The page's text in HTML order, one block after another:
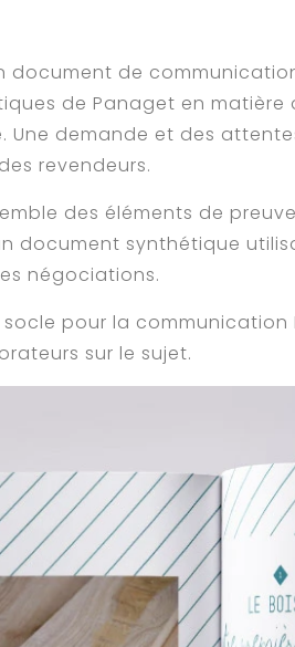
document de
de Panaget en
Une demande et des
revendeurs.
des éléments de
document synthétique
négociations.
pour la communication
sur le sujet.